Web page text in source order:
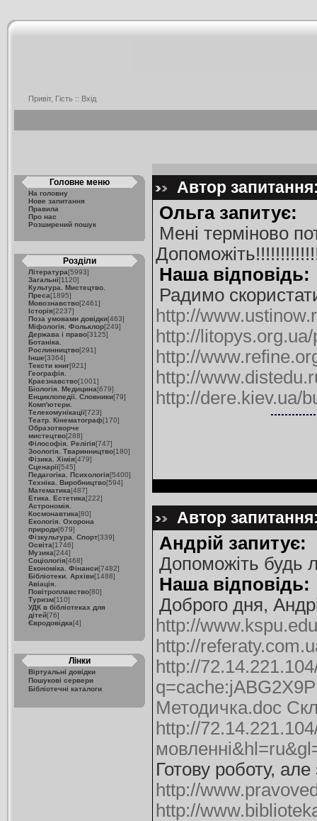
Привіт, Гість :: Вхід
Головне меню
На головну
Нове запитання
Правила
Про нас
Розширений пошук
Розділи
Література[5993]
Загальні[1120]
Культура. Мистецтво.
Преса[1895]
Мовознавство[2461]
Історія[2237]
Поза умовами довідки[463]
Міфологія. Фольклор[249]
Держава і право[3125]
Ботаніка.
Рослинництво[291]
Інше[3364]
Тексти книг[921]
Географія.
Краєзнавство[1001]
Біологія. Медицина[679]
Енциклопедії. Словники[79]
Комп'ютери.
Телекомунікації[723]
Театр. Кінематограф[170]
Образотворче
мистецтво[288]
Філософія. Релігія[747]
Зоологія. Тваринництво[180]
Фізика. Хімія[479]
Сценарії[545]
Педагогіка. Психологія[5400]
Техніка. Виробництво[594]
Математика[487]
Етика. Естетика[222]
Астрономія.
Космонавтика[80]
Екологія. Охорона
природи[679]
Фізкультура. Спорт[339]
Освіта[1746]
Музика[244]
Соціологія[468]
Економіка. Фінанси[7482]
Бібліотеки. Архіви[1488]
Авіація.
Повітроплавство[80]
Туризм[110]
УДК в бібліотеках для
дітей[76]
Євродовідка[4]
Лінки
Віртуальні довідки
Пошукові сервери
Бібліотечні каталоги
Автор
Ольга запитує:
Мені терміново
Наша відповідь:
Радимо
http://
http://
http://
http://
http://dere.kiev.ua/
Автор
Андрій запитує:
Допоможіть будь
Наша відповідь:
Доброго дня,
http://
http://
http://
Методичка.doc
http://
Готову роботу,
http://
http://